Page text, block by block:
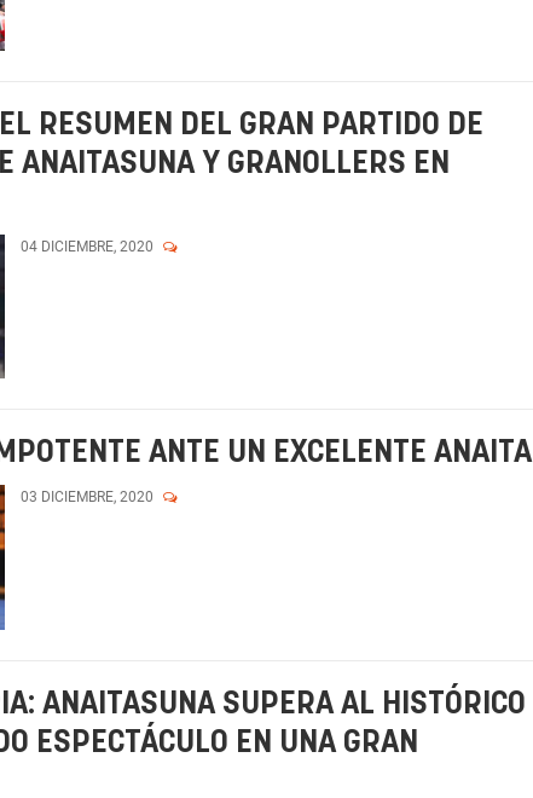
RESUMEN DEL GRAN PARTIDO DE
ANAITASUNA Y GRANOLLERS EN
04 DICIEMBRE, 2020
ANTE UN EXCELENTE ANAITA
03 DICIEMBRE, 2020
ANAITASUNA SUPERA AL HISTÓRICO
ESPECTÁCULO EN UNA GRAN